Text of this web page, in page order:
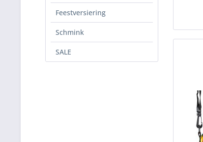
Feestversiering
Schmink
SALE